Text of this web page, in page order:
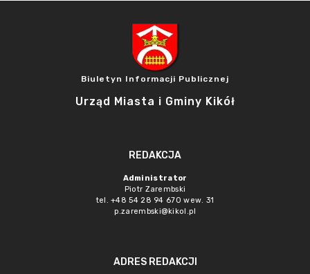
Biuletyn Informacji Publicznej
Urząd Miasta i Gminy Kikół
REDAKCJA
Administrator
Piotr Zarembski
tel. +48 54 28 94 670 wew. 31
p.zarembski@kikol.pl
ADRES REDAKCJI